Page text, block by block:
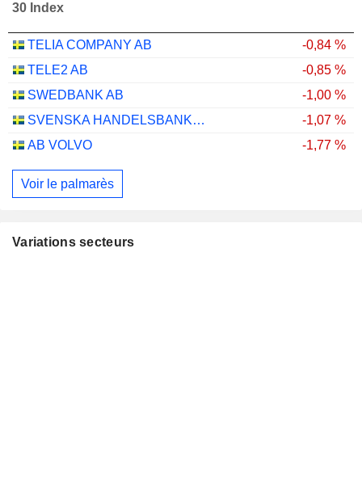
30 Index
TELIA COMPANY AB
-0,84 %
TELE2 AB
-0,85 %
SWEDBANK AB
-1,00 %
SVENSKA HANDELSBANKEN AB
-1,07 %
AB VOLVO
-1,77 %
Voir le palmarès
Variations secteurs